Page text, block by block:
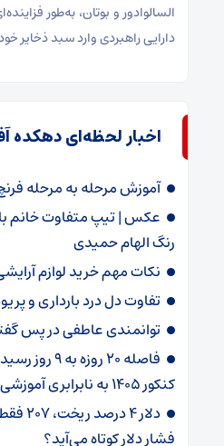
السالوادور و بوتان، به‌طور
دارایی راهبردی وارد سبد ذخایر
اخبار لحظه‌ای دهکده
آموزش مرحله به مرحله
عکس | تیپ متفاوت خانم
رنگ الهام حمیدی
نکات مهم خرید لوازم
تفاوت دل درد بارداری و
توانمندی عاطفی در پس
فاصله ۲۰
کنکور ۱۴۰۵ به نابرابری آموزشی
فشار دلار کوتاه می‌آید؟